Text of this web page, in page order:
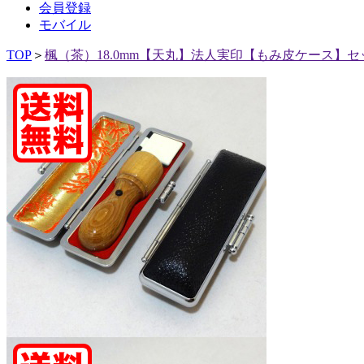
会員登録
モバイル
TOP ＞ 楓（茶）18.0mm【天丸】法人実印【もみ皮ケース】セ